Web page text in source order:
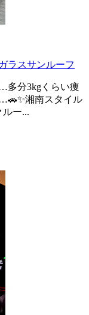
ラスサンルーフ
多分3kgくらい痩
湘南スタイル
ー...